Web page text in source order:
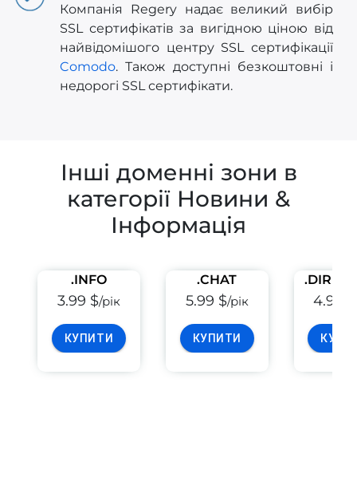
Компанія Regery надає великий вибір
SSL сертифікатів за вигідною ціною від
найвідомішого центру SSL сертифікації
Comodo. Також доступні безкоштовні і
недорогі SSL сертифікати.
Інші доменні зони в
категорії Новини &
Інформація
.INFO
3.99 $/рік
КУПИТИ
.CHAT
5.99 $/рік
КУПИТИ
4.99 $